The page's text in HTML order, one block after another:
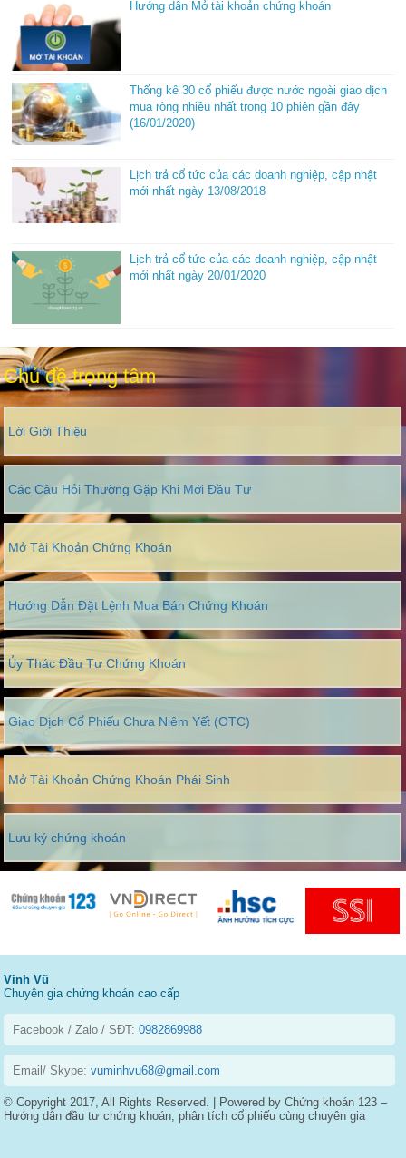
Hướng dẫn Mở tài khoản chứng khoán
Thống kê 30 cổ phiếu được nước ngoài giao dịch
mua ròng nhiều nhất trong 10 phiên gần đây
(16/01/2020)
Lịch trả cổ tức của các doanh nghiệp, cập nhật
mới nhất ngày 13/08/2018
Lịch trả cổ tức của các doanh nghiệp, cập nhật
mới nhất ngày 20/01/2020
Chủ đề trọng tâm
Lời Giới Thiệu
Các Câu Hỏi Thường Gặp Khi Mới Đầu Tư
Mở Tài Khoản Chứng Khoán
Hướng Dẫn Đặt Lệnh Mua Bán Chứng Khoán
Ủy Thác Đầu Tư Chứng Khoán
Giao Dịch Cổ Phiếu Chưa Niêm Yết (OTC)
Mở Tài Khoản Chứng Khoán Phái Sinh
Lưu ký chứng khoán
Vinh Vũ
Chuyên gia chứng khoán cao cấp
Facebook / Zalo / SĐT:0982869988
Email/ Skype:vuminhvu68@gmail.com
© Copyright 2017, All Rights Reserved. | Powered by Chứng khoán 123 –
Hướng dẫn đầu tư chứng khoán, phân tích cổ phiếu cùng chuyên gia